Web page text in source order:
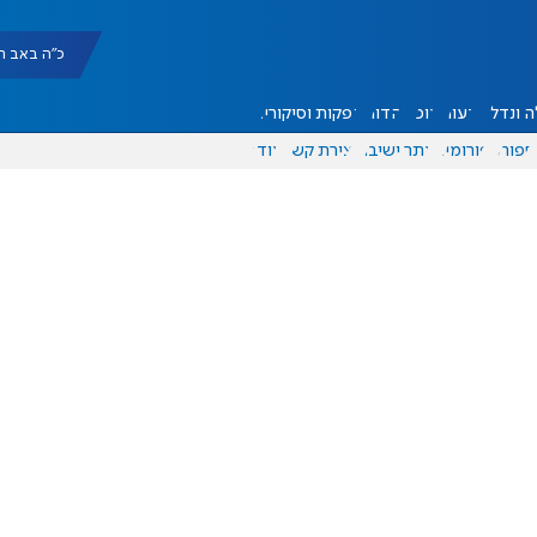
כ"ה באב תשפ"ו
ונדל"ן דעות אוכל יהדות הפקות וסיקורים
ספורט פורומים אתר ישיבה יצירת קשר עוד